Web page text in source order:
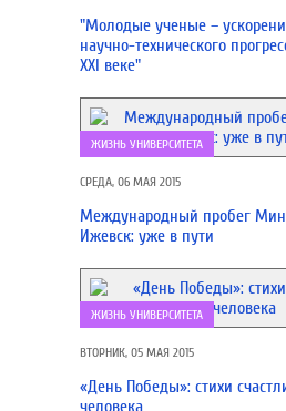
"Молодые ученые –
научно-технического
XXI веке"
ЖИЗНЬ УНИВЕРСИТЕТА
СРЕДА, 06 МАЯ 2015
Международный пробег
Ижевск: уже в пути
ЖИЗНЬ УНИВЕРСИТЕТА
ВТОРНИК, 05 МАЯ 2015
«День Победы»: стихи
человека